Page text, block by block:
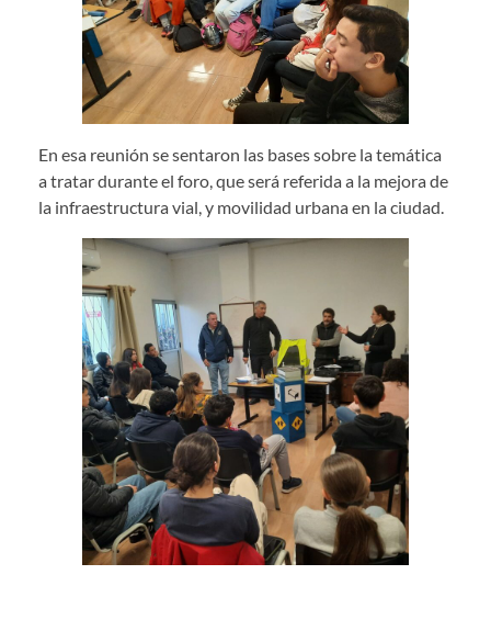
En esa reunión se sentaron las bases sobre la temática
a tratar durante el foro, que será referida a la mejora de
la infraestructura vial, y movilidad urbana en la ciudad.